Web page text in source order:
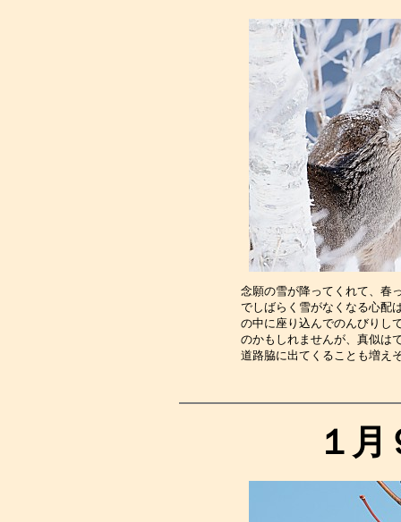
念願の雪が降ってくれて、春
でしばらく雪がなくなる心配
の中に座り込んでのんびりし
のかもしれませんが、真似は
道路脇に出てくることも
１